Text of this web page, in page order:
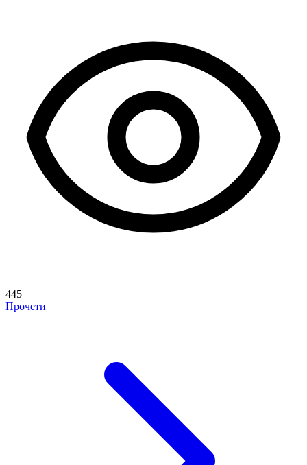
445
Прочети